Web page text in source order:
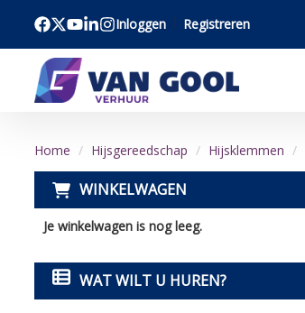
Bezoek onze facebook pagina
Bezoek onze twitter x pagina
Bezoek onze youtube pagina
Bezoek onze linkedin pagina
Bezoek onze instagram pagina
Inloggen Registreren
Home Hijsgereedschap Hijsklemmen
WINKELWAGEN
Je winkelwagen is nog leeg.
WAT WILT U HUREN?